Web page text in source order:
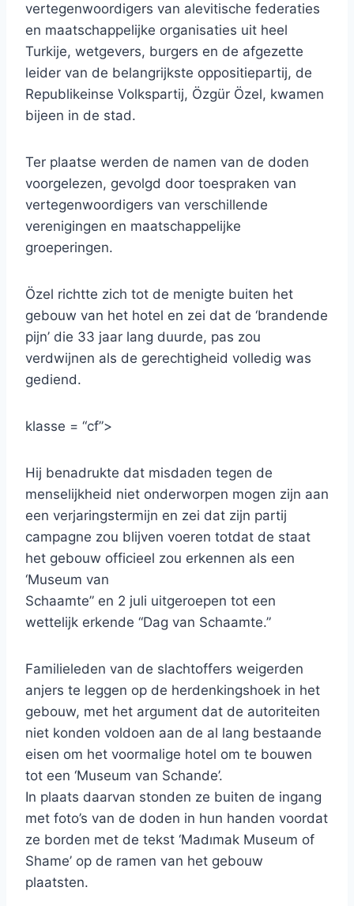
vertegenwoordigers van alevitische federaties
en maatschappelijke organisaties uit heel
Turkije, wetgevers, burgers en de afgezette
leider van de belangrijkste oppositiepartij, de
Republikeinse Volkspartij, Özgür Özel, kwamen
bijeen in de stad.
Ter plaatse werden de namen van de doden
voorgelezen, gevolgd door toespraken van
vertegenwoordigers van verschillende
verenigingen en maatschappelijke
groeperingen.
Özel richtte zich tot de menigte buiten het
gebouw van het hotel en zei dat de ‘brandende
pijn’ die 33 jaar lang duurde, pas zou
verdwijnen als de gerechtigheid volledig was
gediend.
klasse = “cf”>
Hij benadrukte dat misdaden tegen de
menselijkheid niet onderworpen mogen zijn aan
een verjaringstermijn en zei dat zijn partij
campagne zou blijven voeren totdat de staat
het gebouw officieel zou erkennen als een
‘Museum van
Schaamte” en 2 juli uitgeroepen tot een
wettelijk erkende “Dag van Schaamte.”
Familieleden van de slachtoffers weigerden
anjers te leggen op de herdenkingshoek in het
gebouw, met het argument dat de autoriteiten
niet konden voldoen aan de al lang bestaande
eisen om het voormalige hotel om te bouwen
tot een ‘Museum van Schande’.
In plaats daarvan stonden ze buiten de ingang
met foto’s van de doden in hun handen voordat
ze borden met de tekst ‘Madımak Museum of
Shame’ op de ramen van het gebouw
plaatsten.